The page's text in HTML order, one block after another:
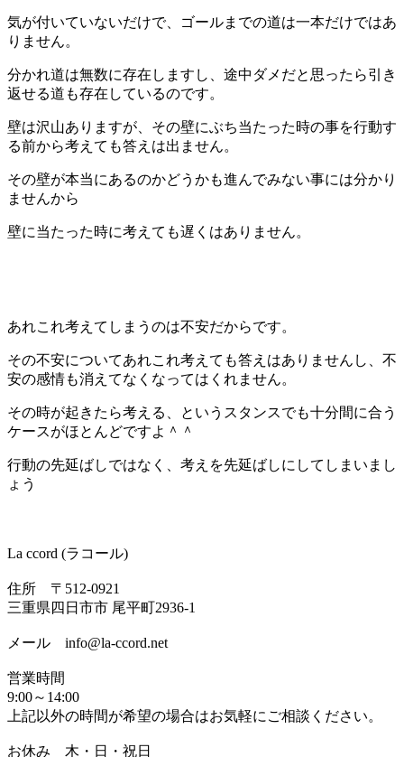
気が付いていないだけで、ゴールまでの道は一本だけではあ
りません。
分かれ道は無数に存在しますし、途中ダメだと思ったら引き
返せる道も存在しているのです。
壁は沢山ありますが、その壁にぶち当たった時の事を行動す
る前から考えても答えは出ません。
その壁が本当にあるのかどうかも進んでみない事には分かり
ませんから
壁に当たった時に考えても遅くはありません。
あれこれ考えてしまうのは不安だからです。
その不安についてあれこれ考えても答えはありませんし、不
安の感情も消えてなくなってはくれません。
その時が起きたら考える、というスタンスでも十分間に合う
ケースがほとんどですよ＾＾
行動の先延ばしではなく、考えを先延ばしにしてしまいまし
ょう
La ccord (ラコール)
住所 〒512-0921
三重県四日市市 尾平町2936-1
メール info@la-ccord.net
営業時間
9:00～14:00
上記以外の時間が希望の場合はお気軽にご相談ください。
お休み 木・日・祝日